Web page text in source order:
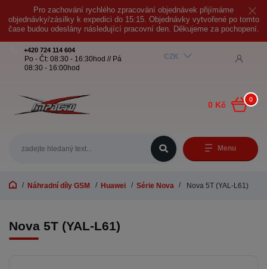
Pro zachování rychlého zpracování objednávek přijímáme
objednávky/zásilky k expedici do 15:15. Objednávky vytvořené po tomto
čase budou odeslány následující pracovní den. Děkujeme za pochopení.
Menu
CZK
+420 724 114 604
Po - Čt: 08:30 - 16:30hod // Pá
08:30 - 16:00hod
0
0 Kč
Náhradní díly GSM Huawei Série Nova Nova 5T (YAL-L61)
Nova 5T (YAL-L61)